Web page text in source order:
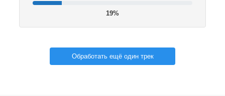
19%
Обработать ещё один трек